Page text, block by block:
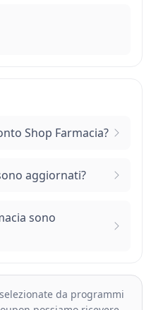
Shop Farmacia?
aggiornati?
sono
da programmi